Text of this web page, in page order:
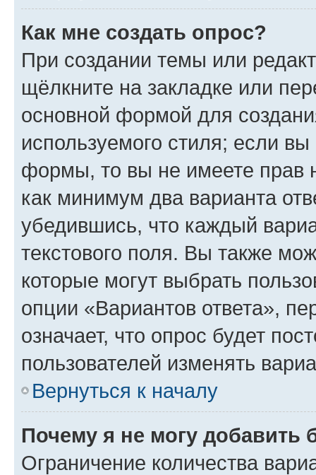
Как мне создать опрос?
При создании темы или
щёлкните на закладке или
основной формой для
используемого стиля; если
формы, то вы не имеете прав
как минимум два варианта
убедившись, что каждый
текстового поля. Вы также
которые могут выбрать
опции «Вариантов ответа»,
означает, что опрос будет
пользователей изменять
Вернуться к началу
Почему я не могу добавить
Ограничение количества